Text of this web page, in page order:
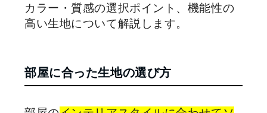
カラー・質感の選択ポイント、機能性の
高い生地について解説します。
部屋に合った生地の選び方